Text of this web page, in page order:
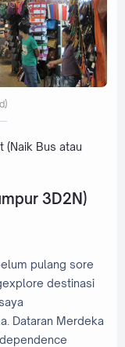
(Naik Bus atau
3D2N)
pulang sore
destinasi
Dataran Merdeka